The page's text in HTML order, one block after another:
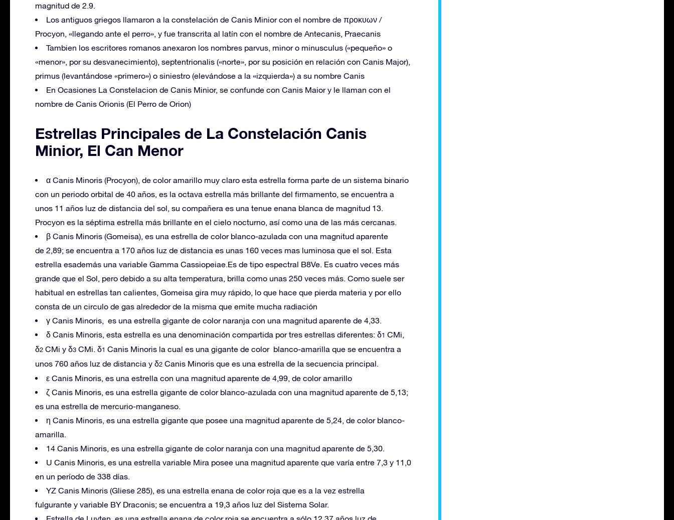
magnitud de 2.9.
Los antiguos griegos llamaron a la constelación de Canis Minior con el nombre de προκυων /
Procyon, «llegando ante el perro», y fue transcrita al latín con el nombre de Antecanis, Praecanis
Tambien los escritores romanos anexaron los nombres parvus, minor o minusculus («pequeño» o
«menor», por su desvanecimiento), septentrionalis («norte», por su posición en relación con Canis Major),
primus (levantándose «primero») o siniestro (elevándose a la «izquierda») a su nombre Canis
En Ocasiones La Constelacion de Canis Minior, se confunde con Canis Maior y le llaman con el
nombre de Canis Orionis (El Perro de Orion)
Estrellas Principales de La Constelación Canis
Minior, El Can Menor
α Canis Minoris (Procyon), de color amarillo muy claro esta estrella forma parte de un sistema binario
con un periodo orbital de 40 años, es la octava estrella más brillante del firmamento, se encuentra a
unos 11 años luz de distancia del sol, su compañera es una tenue enana blanca de magnitud 13.
Procyon es la séptima estrella más brillante en el cielo nocturno, así como una de las más cercanas.
β Canis Minoris (Gomeisa), es una estrella de color blanco-azulada con una magnitud aparente
de 2,89; se encuentra a 170 años luz de distancia es unas 160 veces mas luminosa que el sol. Esta
estrella esademás una variable Gamma Cassiopeiae.Es de tipo espectral B8Ve. Es cuatro veces más
grande que el Sol, pero debido a su alta temperatura, brilla como unas 250 veces más. Como suele ser
habitual en estrellas tan calientes, Gomeisa gira muy rápido, lo que hace que pierda materia y por ello
consta de un circulo de gas alrededor de la misma que emite mucha radiación
γ Canis Minoris, es una estrella gigante de color naranja con una magnitud aparente de 4,33.
δ Canis Minoris, esta estrella es una denominación compartida por tres estrellas diferentes: δ1 CMi,
δ2 CMi y δ3 CMi. δ1 Canis Minoris la cual es una gigante de color blanco-amarilla que se encuentra a
unos 760 años luz de distancia y δ2 Canis Minoris que es una estrella de la secuencia principal.
ε Canis Minoris, es una estrella con una magnitud aparente de 4,99, de color amarillo
ζ Canis Minoris, es una estrella gigante de color blanco-azulada con una magnitud aparente de 5,13;
es una estrella de mercurio-manganeso.
η Canis Minoris, es una estrella gigante que posee una magnitud aparente de 5,24, de color blanco-
amarilla.
14 Canis Minoris, es una estrella gigante de color naranja con una magnitud aparente de 5,30.
U Canis Minoris, es una estrella variable Mira posee una magnitud aparente que varía entre 7,3 y 11,0
en un período de 338 días.
YZ Canis Minoris (Gliese 285), es una estrella enana de color roja que es a la vez estrella
fulgurante y variable BY Draconis; se encuentra a 19,3 años luz del Sistema Solar.